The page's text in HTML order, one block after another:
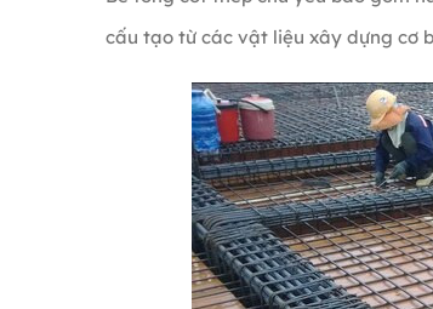
cấu tạo từ các vật liệu xây dựng cơ